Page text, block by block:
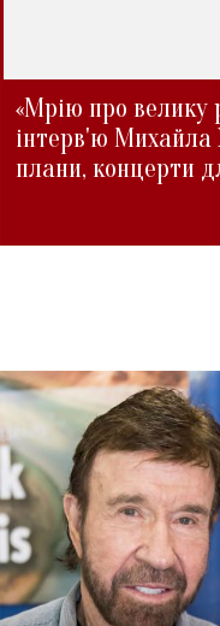
«Мрію про велику
інтерв'ю Михайла
плани, концерти